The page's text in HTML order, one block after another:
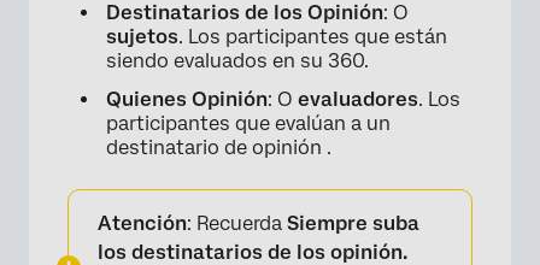
Destinatarios de los Opinión: O
sujetos. Los participantes que están
siendo evaluados en su 360.
Quienes Opinión: O evaluadores. Los
participantes que evalúan a un
destinatario de opinión .
Atención: Recuerda Siempre suba
los destinatarios de los opinión.